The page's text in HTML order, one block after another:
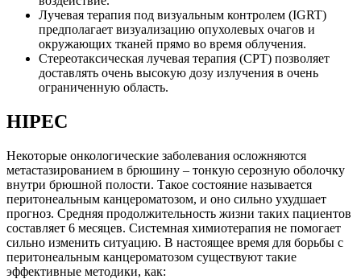
Лучевая терапия под визуальным контролем (IGRT)
предполагает визуализацию опухолевых очагов и
окружающих тканей прямо во время облучения.
Стереотаксическая лучевая терапия (СРТ) позволяет
доставлять очень высокую дозу излучения в очень
ограниченную область.
HIPEC
Некоторые онкологические заболевания осложняются
метастазированием в брюшину – тонкую серозную оболочку
внутри брюшной полости. Такое состояние называется
перитонеальным канцероматозом, и оно сильно ухудшает
прогноз. Средняя продолжительность жизни таких пациентов
составляет 6 месяцев. Системная химиотерапия не помогает
сильно изменить ситуацию. В настоящее время для борьбы с
перитонеальным канцероматозом существуют такие
эффективные методики, как: